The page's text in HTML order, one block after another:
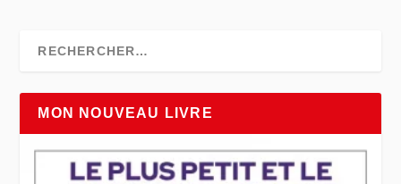
MON NOUVEAU LIVRE